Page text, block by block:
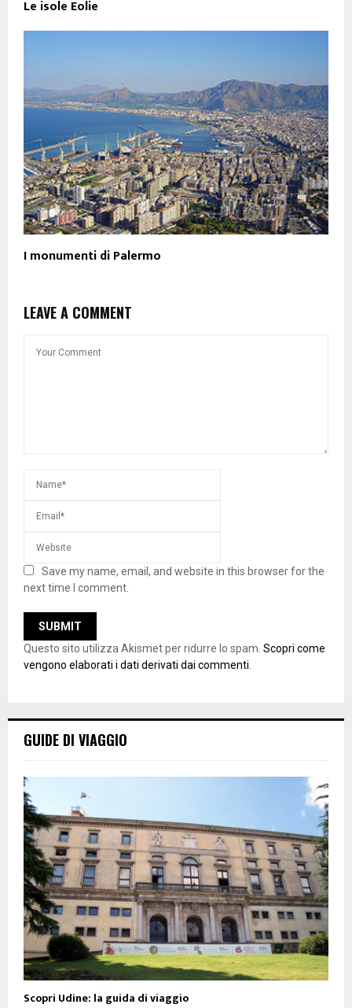
Le isole Eolie
I monumenti di Palermo
LEAVE A COMMENT
Save my name, email, and website in this browser for the
next time I comment.
Questo sito utilizza Akismet per ridurre lo spam. Scopri come
vengono elaborati i dati derivati dai commenti
GUIDE DI VIAGGIO
Scopri Udine: la guida di viaggio